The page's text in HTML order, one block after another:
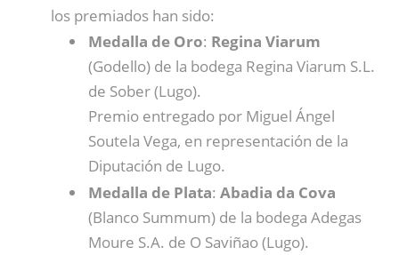
los premiados han sido:
Medalla de Oro: Regina Viarum
(Godello) de la bodega Regina Viarum S.L.
de Sober (Lugo).
Premio entregado por Miguel Ángel
Soutela Vega, en representación de la
Diputación de Lugo.
Medalla de Plata: Abadia da Cova
(Blanco Summum) de la bodega Adegas
Moure S.A. de O Saviñao (Lugo).